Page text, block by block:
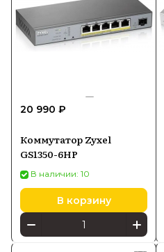
20 990 ₽
Коммутатор Zyxel
GS1350-6HP
В наличии: 10
В корзину